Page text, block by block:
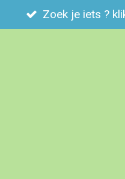
Zoek je iets ?